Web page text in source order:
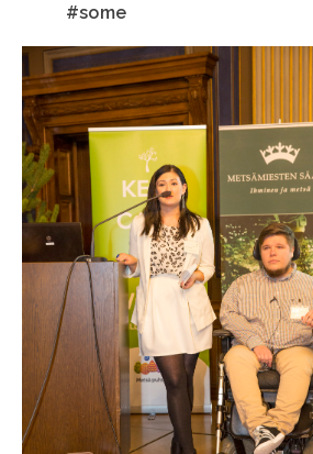
#some